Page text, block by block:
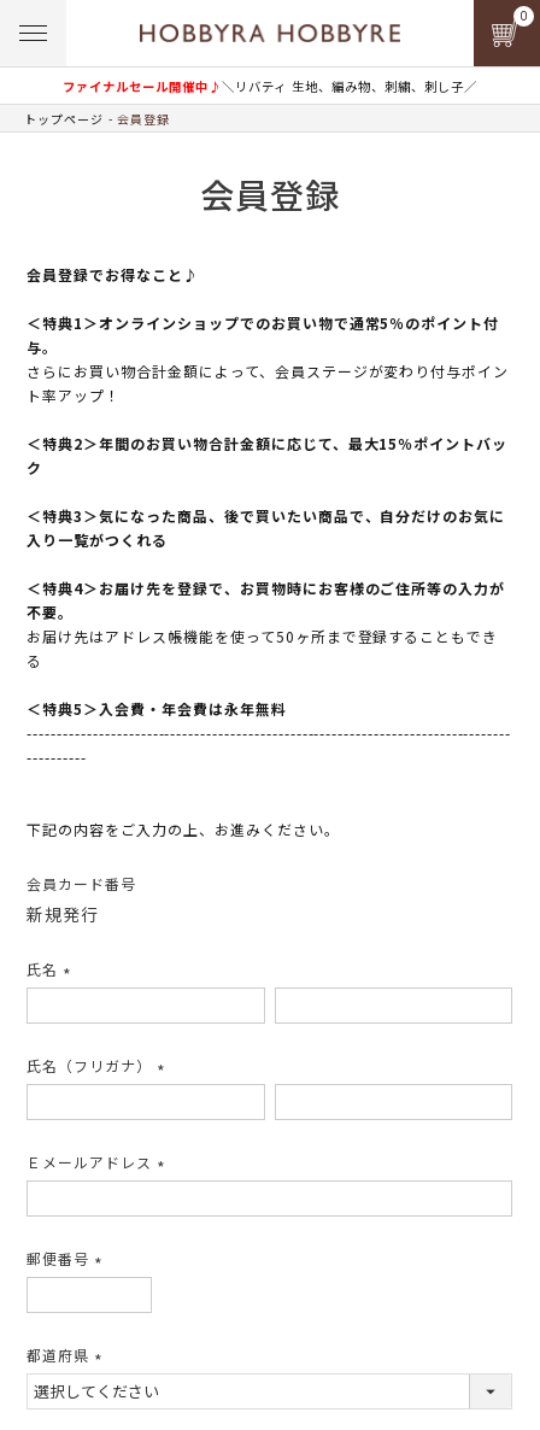
ファイナルセール開催中♪＼リバティ 生地、編み物、刺繍、刺し子／
0
トップページ 会員登録
会員登録
会員登録でお得なこと♪
＜特典1＞オンラインショップでのお買い物で通常5％のポイント付
与。
さらにお買い物合計金額によって、会員ステージが変わり付与ポイン
ト率アップ！
＜特典2＞年間のお買い物合計金額に応じて、最大15％ポイントバッ
ク
＜特典3＞気になった商品、後で買いたい商品で、自分だけのお気に
入り一覧がつくれる
＜特典4＞お届け先を登録で、お買物時にお客様のご住所等の入力が
不要。
お届け先はアドレス帳機能を使って50ヶ所まで登録することもでき
る
＜特典5＞入会費・年会費は永年無料
---------------------------------------------------------------------------------
----------
下記の内容をご入力の上、お進みください。
会員カード番号
新規発行
氏名
須)
氏名（フリガナ）
須)
Ｅメールアドレス
須)
郵便番号
須)
都道府県
(必
須)